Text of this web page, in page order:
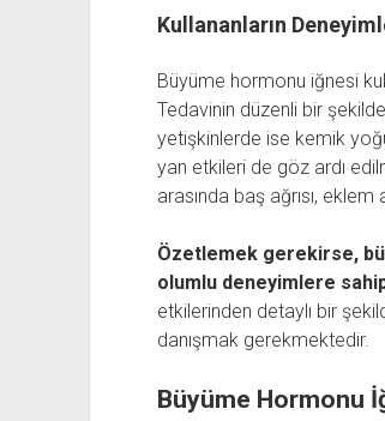
Kullananların
Büyüme hormonu iğnesi
Tedavinin düzenli bir
yetişkinlerde ise kemik
yan etkileri de göz ardı
arasında baş ağrısı, eklem
Özetlemek gerekirse,
olumlu deneyimlere
etkilerinden detaylı bir
danışmak gerekmektedir.
Büyüme Hormonu